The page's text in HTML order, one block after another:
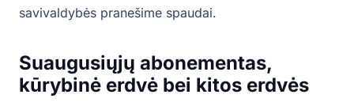
savivaldybės pranešime spaudai.
Suaugusiųjų abonementas,
kūrybinė erdvė bei kitos erdvės